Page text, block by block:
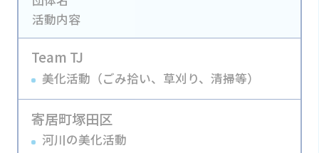
活動内容
Team TJ
美化活動（ごみ拾い、草刈り、清掃等）
寄居町塚田区
河川の美化活動